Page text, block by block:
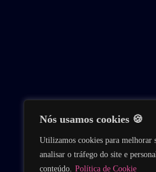
Nós usamos cookies 🍪
Utilizamos cookies para melhorar
analisar o tráfego do site e
conteúdo. Política de Cookie